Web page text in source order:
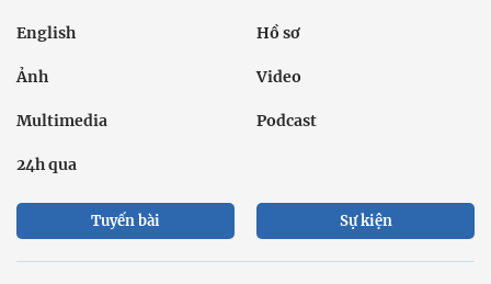
English Hồ sơ
Ảnh Video
Multimedia Podcast
24h qua
Tuyến bài Sự kiện